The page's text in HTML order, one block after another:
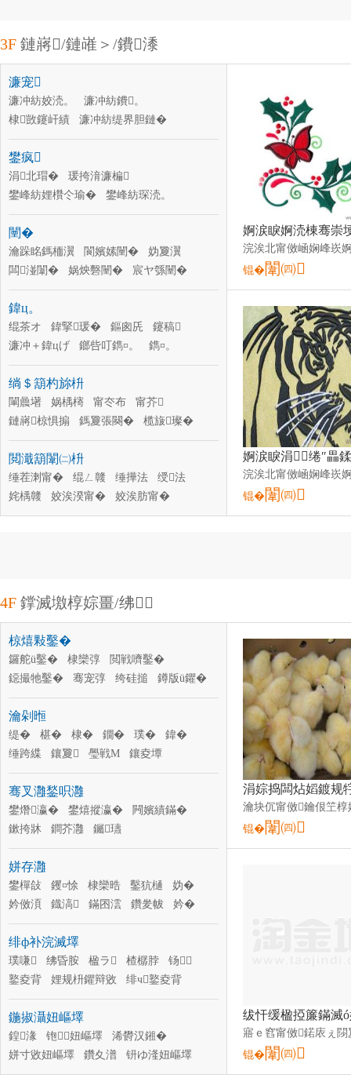
3F 鏈嶈/鏈嶉＞/鐨潻
濂宠
濂冲紡姣涜。
濂冲紡鐨。
棣敳鑳屽績
濂冲紡缇界胆鏈�
灏忚儗蹇�
濂冲紡T鎭�
濂冲紡瑗～
濂冲紡澶栧
濂冲紡浼戦枒瑜�
濂冲紡鐗涗粩瑜�
鐢疯
涓北瑁�
瑗挎湇濂楄
鐢峰紡娌欑仒瑜�
鐢峰紡琛涜。
鐢峰紡缇界胆鏈�
鐢峰紡姣涜。
鐢峰紡棣敳
鐢峰紡鐨。
鐢峰紡妫夎。
鐢峰紡浼戦枒瑜�
鐢峰紡瑗胯げ
闉�
瀹跺眳鎷栭瀷 閬嬪嫊闉�
妫夐瀷
闆湴闈�
娲炴礊闉�
宸ヤ綔闉�
鍠瀷
绔ラ瀷 鍠澊 娑奸瀷
闆ㄩ瀷
鏉块瀷
鍏ц。
绲茶オ 鍏掔瑗� 鏂囪兏
鑳稿
濂冲＋鍏цげ
鎯呰叮鐫¤。
鐫¤。
鐢峰＋鑳屽績
淇濇殩涓婅。
濉戣韩涓婅。
绱＄箶杓旀枡
閳曟墸 娲楀槣 甯冭布
甯芥
鏈嶈椋惧搧
鎷夐張闋�
榄旇璨�
鐕欏湒
鍚婄矑 鑺遍倞 鑲╁ 瑗竷
閲濈箶闈㈡枡
缍茬溂甯� 绲ㄥ竷 缍撶法
绶法
姹楀竷
姣涘湀甯�
姣涘肪甯�
缇呯磱甯�
钑剧挡闈㈡枡
锟�闈㈣
锟�闈㈣
4F 鐣滅墽椁婃畺/绋
椋熺敤鑿�
鑼舵ü鑿� 棣欒弴
閲戦嚌鑿�
鐚撮牠鑿�
骞宠弴 绔硅搥
鐏版ü鑺�
闆炶吙鑿�
鑽夎弴
濮澗鑼�
鐧介潏鑿�
瀹剁暅
缇� 椹� 棣� 鐗� 璞�
鍏�
缍跨緤
鑲夐 璺戦Μ
鑲夌墰
涓夊厓璞�
鑲夌緤 绋 棣
鑲夐Μ
绋墰
鐗涚姠
澶箹璞�
骞叉灉鍫呮灉
鐢熸瀛� 鐢熺摐瀛�
闁嬪績鏋�
鏉挎牀
鐧芥灉 钃瓙
姘存灉
鐢樿敆 钁¤悇 棣欒晧 鑿犺樋
妫�
妗傚湏
鐡滈 鏋囨澐 鑽夎帗
妗�
鑽旀灊
铇嬫灉
绯ф补浣滅墿
璞嗛 绋昏胺 楹ラ 楂樼脖
钖
鐜夌背
娌规枡鑺辩敓
绯ч鐜夌背
澶ц眴榛冭眴
缍犺眴 鑺濋夯
鍦掓灄妞嶇墿
鍠湪 铇妞嶇墿
浠欎汉鎺�
姘寸敓妞嶇墿
鑽夊潽
钘ゆ湰妞嶇墿
鐞冩牴鑺卞崏
绔归妞嶇墿 鐏屾湪
锟�闈㈣
锟�闈㈣